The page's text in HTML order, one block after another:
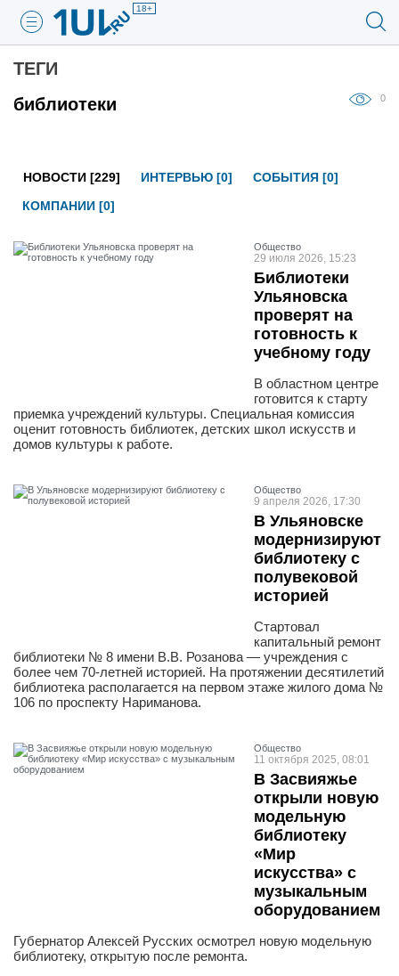
18+
ТЕГИ
библиотеки
0
НОВОСТИ [229] ИНТЕРВЬЮ [0]
СОБЫТИЯ [0]
КОМПАНИИ [0]
Общество
29 июля 2026, 15:23
Библиотеки
Ульяновска
проверят на
готовность к
учебному году
В областном центре
готовится к старту
приемка учреждений культуры. Специальная комиссия
оценит готовность библиотек, детских школ искусств и
домов культуры к работе.
Общество
9 апреля 2026, 17:30
В Ульяновске
модернизируют
библиотеку с
полувековой
историей
Стартовал
капитальный ремонт
библиотеки № 8 имени В.В. Розанова — учреждения с
более чем 70-летней историей. На протяжении десятилетий
библиотека располагается на первом этаже жилого дома №
106 по проспекту Нариманова.
Общество
11 октября 2025, 08:01
В Засвияжье
открыли новую
модельную
библиотеку
«Мир
искусства» с
музыкальным
оборудованием
Губернатор Алексей Русских осмотрел новую модельную
библиотеку, открытую после ремонта.